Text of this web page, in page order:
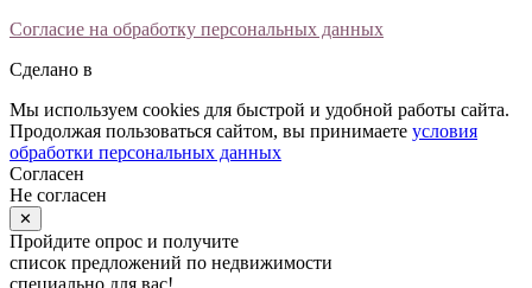
Согласие на обработку персональных данных
Сделано в
Мы используем cookies для быстрой и удобной работы сайта.
Продолжая пользоваться сайтом, вы принимаете условия
обработки персональных данных
Согласен
Не согласен
✕
Пройдите опрос и получите
список предложений по недвижимости
специально для вас!